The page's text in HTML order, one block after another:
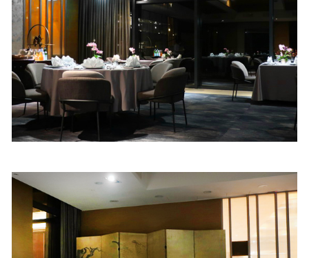
餐桌週記
享樂隨手拍
照相簿
影音區
創意出版服務
關於Yilan
個人著作
活動實況記錄